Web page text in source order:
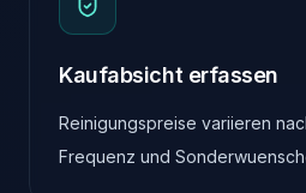
Kaufabsicht erfassen
Reinigungspreise variieren
Frequenz und